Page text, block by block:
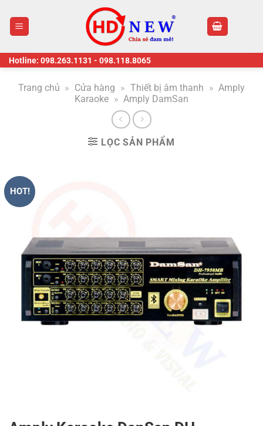
content
Hotline: 098.263.1131 - 098.118.8065
Trang chủ » Cửa hàng » Thiết bị âm thanh » Amply
Karaoke » Amply DamSan
LỌC SẢN PHẨM
HOT!